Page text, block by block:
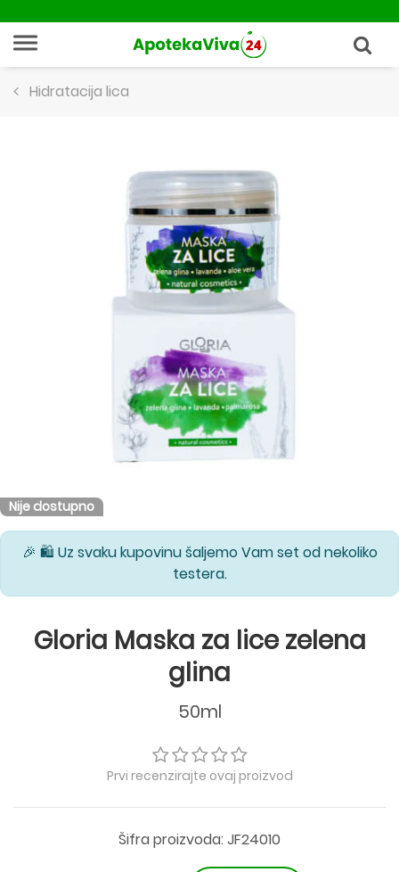
Hidratacija lica
Nije dostupno
🎉 🛍️ Uz svaku kupovinu šaljemo Vam set od nekoliko
testera.
Gloria Maska za lice zelena
glina
50ml
Prvi recenzirajte ovaj proizvod
Šifra proizvoda: JF24010